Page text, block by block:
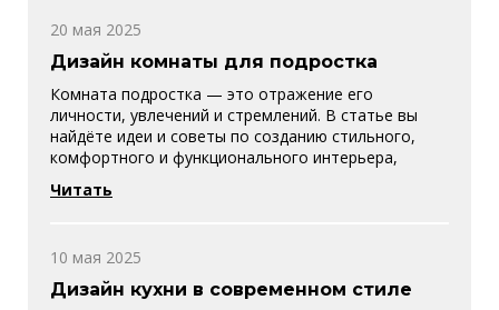
20 мая 2025
Дизайн комнаты для подростка
Комната подростка — это отражение его
личности, увлечений и стремлений. В статье вы
найдёте идеи и советы по созданию стильного,
комфортного и функционального интерьера,
родителям.
Читать
10 мая 2025
Дизайн кухни в современном стиле